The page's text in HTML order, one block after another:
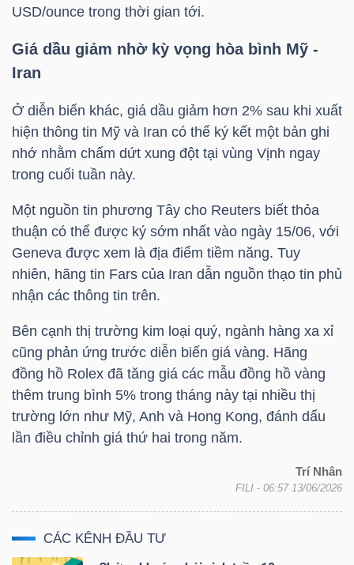
USD/ounce trong thời gian tới.
Giá dầu giảm nhờ kỳ vọng hòa bình Mỹ -
Iran
Ở diễn biến khác, giá dầu giảm hơn 2% sau khi xuất
hiện thông tin Mỹ và Iran có thể ký kết một bản ghi
nhớ nhằm chấm dứt xung đột tại vùng Vịnh ngay
trong cuối tuần này.
Một nguồn tin phương Tây cho Reuters biết thỏa
thuận có thể được ký sớm nhất vào ngày 15/06, với
Geneva được xem là địa điểm tiềm năng. Tuy
nhiên, hãng tin Fars của Iran dẫn nguồn thạo tin phủ
nhận các thông tin trên.
Bên cạnh thị trường kim loại quý, ngành hàng xa xỉ
cũng phản ứng trước diễn biến giá vàng. Hãng
đồng hồ Rolex đã tăng giá các mẫu đồng hồ vàng
thêm trung bình 5% trong tháng này tại nhiều thị
trường lớn như Mỹ, Anh và Hong Kong, đánh dấu
lần điều chỉnh giá thứ hai trong năm.
Trí Nhân
FILI - 06:57 13/06/2026
CÁC KÊNH ĐẦU TƯ
TRÁI
CÔNG
ĐẦU
TƯ
XUẤT
DỮ
LIỆU
Ngành
(-)